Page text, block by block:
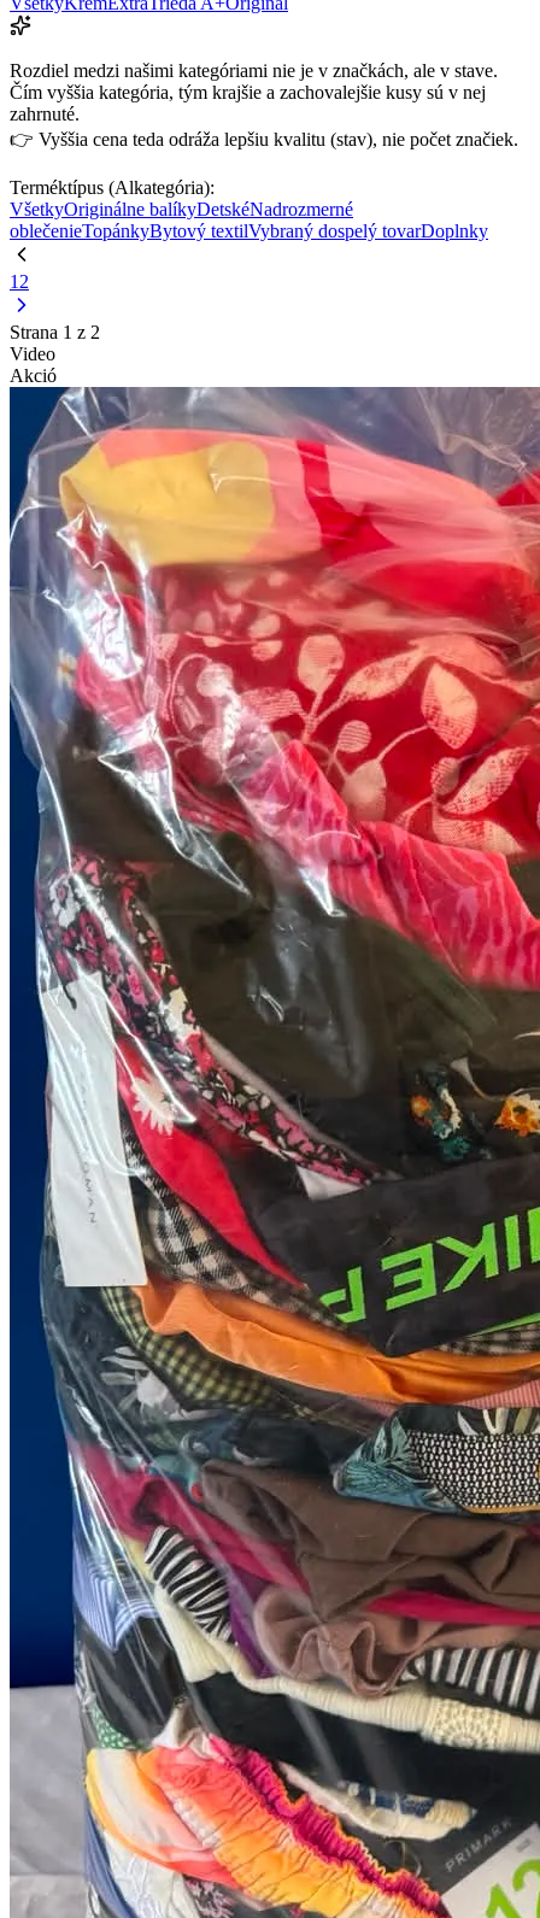
Rozdiel medzi našimi kategóriami nie je v značkách, ale v stave.
Čím vyššia kategória, tým krajšie a zachovalejšie kusy sú v nej
zahrnuté.
👉 Vyššia cena teda odráža lepšiu kvalitu (stav), nie počet značiek.
Terméktípus (Alkategória):
VšetkyOriginálne balíkyDetskéNadrozmerné
oblečenieTopánkyBytový textilVybraný dospelý tovarDoplnky
1 2
Strana 1 z 2
Video
Akció